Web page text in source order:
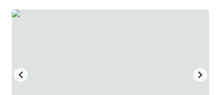
key
key